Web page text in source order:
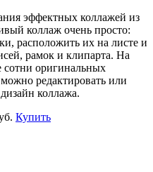
эффектных коллажей из
коллаж очень просто:
расположить их на листе и
рамок и клипарта. На
сотни оригинальных
редактировать или
коллажа.
Купить